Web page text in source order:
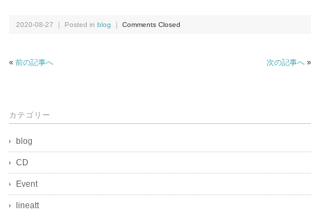
2020-08-27 ｜ Posted in blog Comments Closed
« 前の記事へ 次の記事へ »
カテゴリー
blog
CD
Event
lineatt